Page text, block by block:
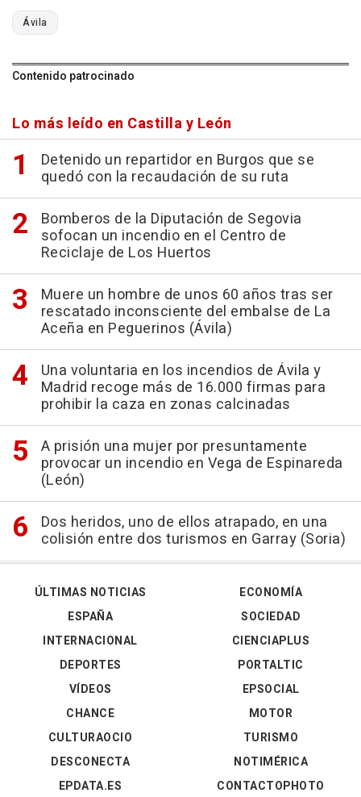
Ávila
Contenido patrocinado
Lo más leído en Castilla y León
Detenido un repartidor en Burgos que se
quedó con la recaudación de su ruta
Bomberos de la Diputación de Segovia
sofocan un incendio en el Centro de
Reciclaje de Los Huertos
Muere un hombre de unos 60 años tras ser
rescatado inconsciente del embalse de La
Aceña en Peguerinos (Ávila)
Una voluntaria en los incendios de Ávila y
Madrid recoge más de 16.000 firmas para
prohibir la caza en zonas calcinadas
A prisión una mujer por presuntamente
provocar un incendio en Vega de Espinareda
(León)
Dos heridos, uno de ellos atrapado, en una
colisión entre dos turismos en Garray (Soria)
ÚLTIMAS NOTICIAS
ESPAÑA
INTERNACIONAL
DEPORTES
VÍDEOS
ECONOMÍA
SOCIEDAD
CIENCIAPLUS
PORTALTIC
EPSOCIAL
CHANCE
CULTURAOCIO
DESCONECTA
EPDATA.ES
MOTOR
TURISMO
NOTIMÉRICA
CONTACTOPHOTO